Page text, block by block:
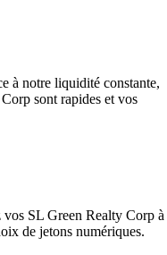
à notre liquidité constante,
sont rapides et vos
SL Green Realty Corp à
de jetons numériques.